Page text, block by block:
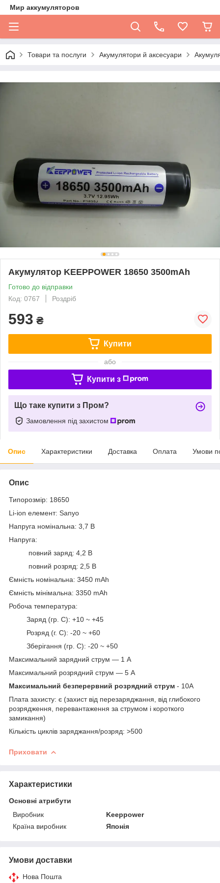
Мир аккумуляторов
Товари та послуги Акумулятори й аксесуари
Акумулятор KEEPPOWER 18650 3500mAh
Готово до відправки
Код: 0767
Роздріб
593 ₴
Купити
або
Купити з
Що таке купити з Пром?
Замовлення під захистом
Опис Характеристики Доставка Оплата Умови
Опис
Типорозмір: 18650
Li-ion елемент: Sanyo
Напруга номінальна: 3,7 В
Напруга:
повний заряд: 4,2 В
повний розряд: 2,5 В
Ємність номінальна: 3450 mAh
Ємність мінімальна: 3350 mAh
Робоча температура:
Заряд (гр. С): +10 ~ +45
Розряд (г. С): -20 ~ +60
Зберігання (гр. С): -20 ~ +50
Максимальний зарядний струм — 1 А
Максимальний розрядний струм — 5 А
Максимальний безперервний розрядний струм - 10А
Плата захисту: є (захист від перезаряджання, від глибокого
розрядження, перевантаження за струмом і короткого
замикання)
Кількість циклів заряджання/розряд: >500
Приховати
Характеристики
Основні атрибути
Виробник
Keeppower
Країна виробник
Японія
Умови доставки
Нова Пошта